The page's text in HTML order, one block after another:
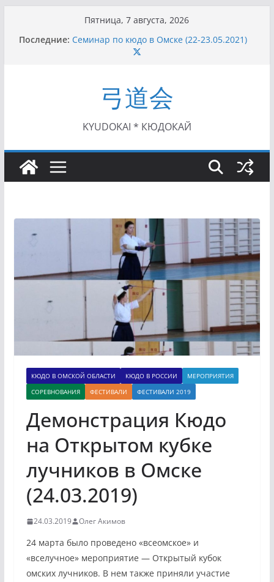
содержимому
Пятница, 7 августа, 2026
Последние: Семинар по кюдо в Омске (22-23.05.2021)
Чемпионат Росcии, Дёмино (2-5.09.2021)
II Кубок Посла Японии в России по Кюдо,
Орёл (25.07.2021)
I этап Кубка Московской области по Кюдо /
Сейдокан II (27.06.2021)
弓道会
KYUDOKAI * КЮДОКАЙ
КЮДО В ОМСКОЙ ОБЛАСТИ КЮДО В РОССИИ
МЕРОПРИЯТИЯ
СОРЕВНОВАНИЯ
ФЕСТИВАЛИ ФЕСТИВАЛИ 2019
Демонстрация Кюдо
на Открытом кубке
лучников в Омске
(24.03.2019)
24.03.2019 Олег Акимов
24 марта было проведено «всеомское» и
«вселучное» мероприятие — Открытый кубок
омских лучников. В нем также приняли участие